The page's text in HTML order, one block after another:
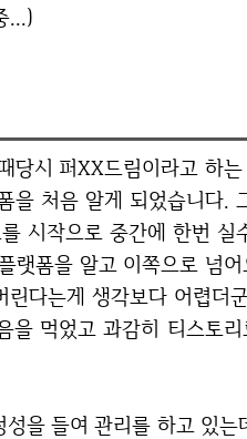
...)
을 처음 알게 되었습니다.
시작으로 중간에 한번 실
랫폼을 알고 이쪽으로 넘
다는게 생각보다 어렵더
을 먹었고 과감히 티스토